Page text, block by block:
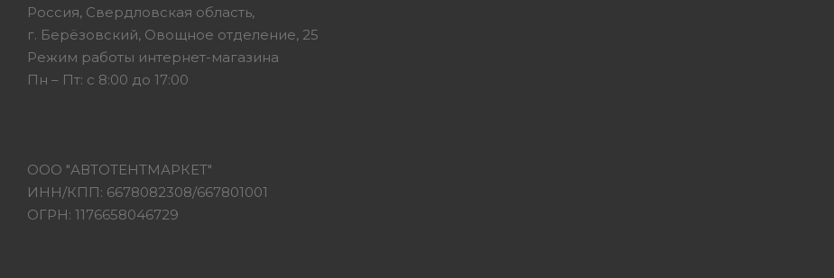
Россия, Свердловская область,
г. Берёзовский, Овощное отделение, 25
Режим работы интернет-магазина
Пн – Пт: с 8:00 до 17:00
ООО "АВТОТЕНТМАРКЕТ"
ИНН/КПП: 6678082308/667801001
ОГРН: 1176658046729